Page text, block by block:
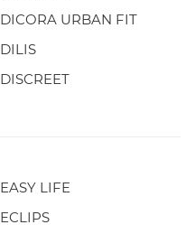
DICORA URBAN FIT
DILIS
DISCREET
EASY LIFE
ECLIPS